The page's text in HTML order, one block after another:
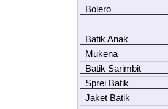
Bolero
Batik Anak
Mukena
Batik Sarimbit
Sprei Batik
Jaket Batik